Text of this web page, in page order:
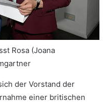
Rosa (Joana
der Vorstand der
einer britischen